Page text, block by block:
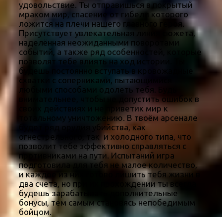
удовольствие. Ты отправишься в покрытый
мраком мир, спасение от гибели которого
ложится на плечи нашего главного героя.
Присутствует увлекательная линия сюжета,
наделённая неожиданными поворотами
событий, а также ряд особенностей, которые
позволят тебе влиять на ход истории. Ты
будешь постоянно вступать в кровожадные
схватки с соперниками, пытающимися
любыми способами одолеть тебя. Будь
внимательнее, чтобы не допустить ошибок в
своих действиях и не приветик мир к
тотальному уничтожению. В твоём арсенале
будет ряд орудия убийства, как
огнестрельного, так и холодного типа, что
позволит тебе эффективно справляться с
противниками на пути. Испытаний игра
подготовила для тебя не малое количество,
и каждое из них готово лишить тебя жизни в
два счета, но при их прохождении ты всегда
будешь зарабатывать дополнительные
бонусы, тем самым становясь непобедимым
бойцом.